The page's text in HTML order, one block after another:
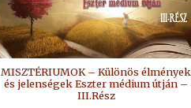
MISZTÉRIUMOK – Különös élmények
és jelenségek Eszter médium útján –
III.Rész